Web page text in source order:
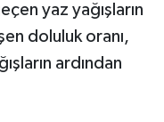
yaz yağışların
doluluk oranı,
ardından